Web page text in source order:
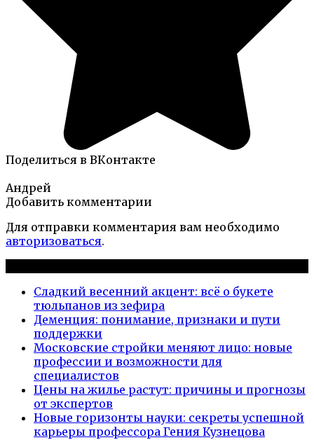
Поделиться в ВКонтакте
Андрей
Добавить комментарии
Для отправки комментария вам необходимо
авторизоваться.
Сладкий весенний акцент: всё о букете
тюльпанов из зефира
Деменция: понимание, признаки и пути
поддержки
Московские стройки меняют лицо: новые
профессии и возможности для
специалистов
Цены на жилье растут: причины и прогнозы
от экспертов
Новые горизонты науки: секреты успешной
карьеры профессора Гения Кузнецова